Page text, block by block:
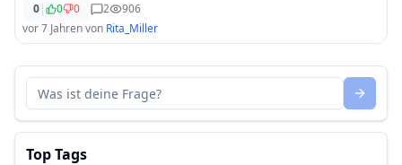
0| 0 0 2
906
vor 7 Jahrenvon Rita_Miller
Top Tags